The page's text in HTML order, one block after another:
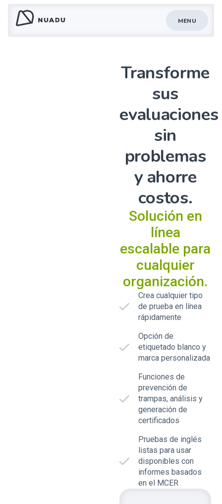
MENU
Transforme
sus
evaluaciones
sin
problemas
y ahorre
costos.
Solución en
línea
escalable para
cualquier
organización.
Crea cualquier tipo
de prueba en línea
rápidamente
Opción de
etiquetado blanco y
marca personalizada
Funciones de
prevención de
trampas, análisis y
generación de
certificados
Pruebas de inglés
listas para usar
disponibles con
informes basados
en el MCER